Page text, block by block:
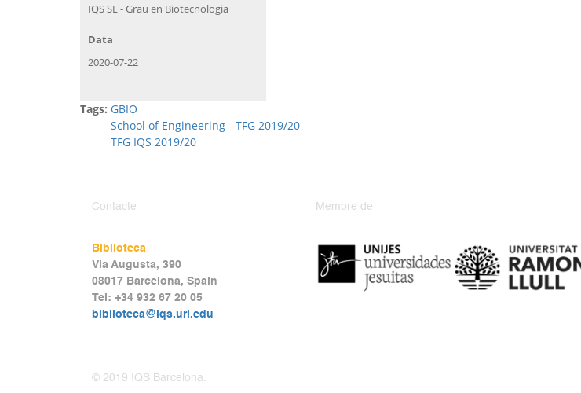
IQS SE - Grau en Biotecnologia
Data
2020-07-22
Tags: GBIO
School of Engineering - TFG 2019/20
TFG IQS 2019/20
Contacte
Biblioteca
Via Augusta, 390
08017 Barcelona, Spain
Tel: +34 932 67 20 05
biblioteca@iqs.url.edu
Membre de
© 2019 IQS Barcelona.